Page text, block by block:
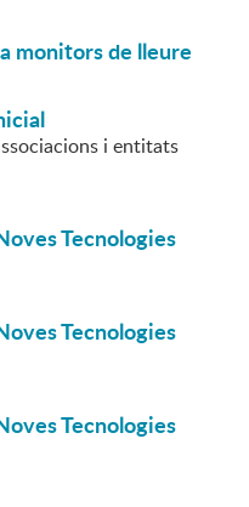
monitors de lleure
i entitats
Tecnologies
Tecnologies
Tecnologies